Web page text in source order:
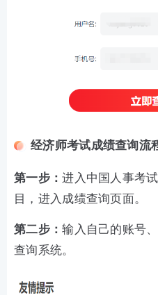
经济师考试成绩查询流
第一步：进入中国人事考
目，进入成绩查询页面。
第二步：输入自己的账号
查询系统。